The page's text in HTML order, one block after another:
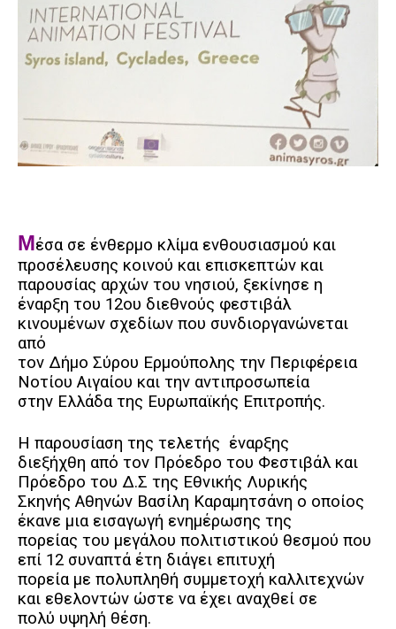
Μέσα σε ένθερμο κλίμα ενθουσιασμού και
προσέλευσης κοινού και επισκεπτών και
παρουσίας αρχών του νησιού, ξεκίνησε η
έναρξη του 12ου διεθνούς φεστιβάλ
κινουμένων σχεδίων που συνδιοργανώνεται
από
τον Δήμο Σύρου Ερμούπολης την Περιφέρεια
Νοτίου Αιγαίου και την αντιπροσωπεία
στην Ελλάδα της Ευρωπαϊκής Επιτροπής.
Η παρουσίαση της τελετής έναρξης
διεξήχθη από τον Πρόεδρο του Φεστιβάλ και
Πρόεδρο του Δ.Σ της Εθνικής Λυρικής
Σκηνής Αθηνών Βασίλη Καραμητσάνη ο οποίος
έκανε μια εισαγωγή ενημέρωσης της
πορείας του μεγάλου πολιτιστικού θεσμού που
επί 12 συναπτά έτη διάγει επιτυχή
πορεία με πολυπληθή συμμετοχή καλλιτεχνών
και εθελοντών ώστε να έχει αναχθεί σε
πολύ υψηλή θέση.